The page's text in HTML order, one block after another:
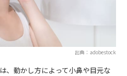
出典：adobestock
、動かし方によって小鼻や目元な